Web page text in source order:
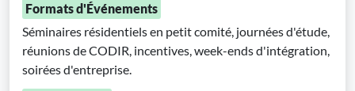
Formats d'Événements
Séminaires résidentiels en petit comité, journées d'étude,
réunions de CODIR, incentives, week-ends d'intégration,
soirées d'entreprise.